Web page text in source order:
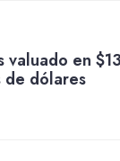
valuado en
de dólares